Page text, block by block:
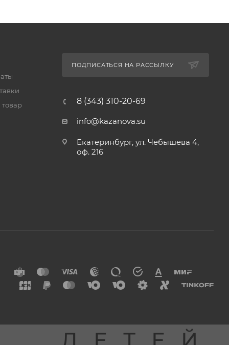
товар
ПОДПИСАТЬСЯ НА РАССЫЛКУ
8 (343) 310-20-69
info@kazanova.su
Екатеринбург, ул. Чебышева 4,
оф. 216